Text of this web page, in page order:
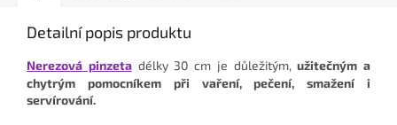
Detailní popis produktu
Nerezová pinzetadélky 30 cm je důležitým,užitečným a
chytrým pomocníkem při vaření, pečení, smažení i
servírování.